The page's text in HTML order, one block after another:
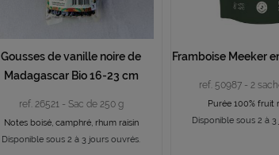
Gousses de vanille noire de
Madagascar Bio 16-23 cm
ref. 26521 - Sac de 250 g
Notes boisé, camphré, rhum raisin
Disponible sous 2 à 3 jours ouvrés.
Framboise Meeker
ref. 50987 - 2
Purée 100% fruit
Disponible sous 2 à